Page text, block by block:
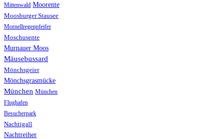
Mittenwald Moorente
Moosburger Stausee
Mornellregenpfeifer
Moschusente
Murnauer Moos
Mäusebussard
Mönchsgeier
Mönchsgrasmücke
München München
Flughafen
Besucherpark
Nachtigall
Nachtreiher